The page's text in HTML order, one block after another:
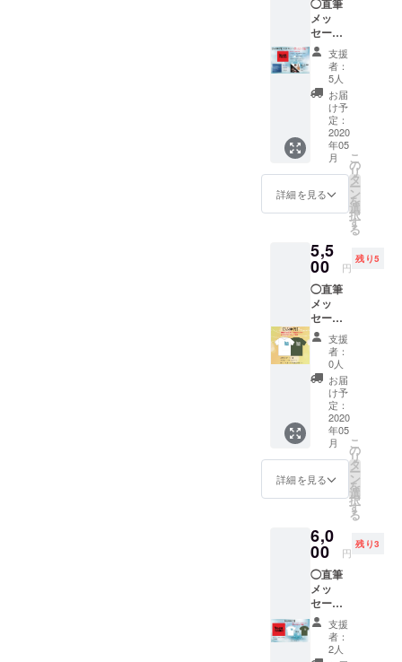
曲入 1
枚（プ
レス
CD） ◯
犬塚バ
ンド
【フェ
イスタ
オル】1
枚 ※送
料込み
の金額
です。
ニック
ネーム
など）
をご入
力お願
いしま
す。 ※
クラウ
ドファ
ンディ
ング限
◯3/15
リリー
【TRAJ
ECTOR
Y】11
曲入 1
枚（プ
レス
CD） ◯
犬塚
アー
ティス
ト写真
12枚 ※
クラウ
ドファ
ンディ
ング限
定 ※送
◯直筆
メッ
セージ
カード
をお届
けしま
す♡
メッ
セージ
カード
にお客
様のお
名前を
書きま
す。 備
考欄に
のお名
前（本
名や
ニック
ネーム
など）
をご入
力お願
いしま
す。 ※
クラウ
ドファ
ンディ
ング限
定 CD
セット
◯3/15
ム
【TRAJ
ECTOR
Y】11
曲入 1
枚（プ
レス
CD）
◯3rdシ
支援
者：
5人
お届
け予
定：
2020
年05
月
詳細を見る
こ
の
リ
タ
ー
ン
を
選
択
す
る
5,5
00 円
残り5
◯直筆
メッ
セージ
カード
をお届
けしま
す♡
メッ
セージ
カード
にお客
様のお
名前を
書きま
す。 備
考欄に
のお名
前（本
名や
ニック
ネーム
など）
をご入
力お願
いしま
支援
者：
0人
お届
け予
定：
2020
年05
月
詳細を見る
こ
の
リ
タ
ー
ン
を
選
択
す
る
6,0
00 円
残り3
◯直筆
メッ
セージ
カード
をお届
けしま
支援
者：
2人